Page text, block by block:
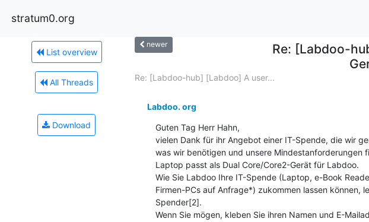
stratum0.org
List overview
All Threads
Download
newer
Re: [Labdoo-
Re: [Labdoo-hub] [Labdoo] A user...
Labdoo. org
Guten Tag Herr Hahn,
vielen Dank für ihr Angebot einer IT-Spende, die wir
was wir benötigen und unsere Mindestanforderungen
Laptop passt als Dual Core/Core2-Gerät für Labdoo.
Wie Sie Labdoo Ihre IT-Spende (Laptop, e-Book
Firmen-PCs auf Anfrage*) zukommen lassen können,
Spender[2].
Wenn Sie mögen, kleben Sie ihren Namen und E-